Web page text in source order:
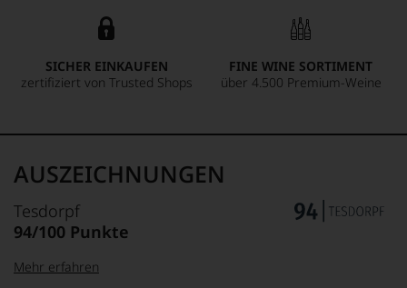
SICHER EINKAUFEN
zertifiziert von Trusted Shops
FINE WINE SORTIMENT
über 4.500 Premium-Weine
AUSZEICHNUNGEN
Tesdorpf
94/100 Punkte
Mehr erfahren